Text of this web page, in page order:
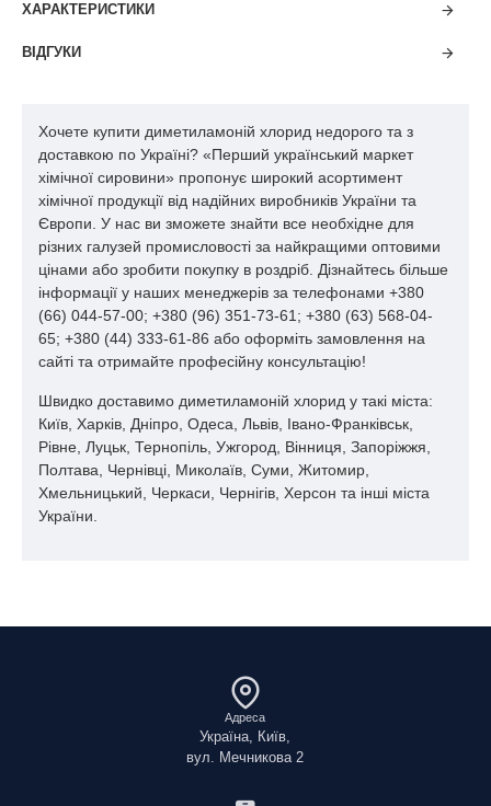
ХАРАКТЕРИСТИКИ
ВІДГУКИ
Хочете купити диметиламоній хлорид недорого та з
доставкою по Україні? «Перший український маркет
хімічної сировини» пропонує широкий асортимент
хімічної продукції від надійних виробників України та
Європи. У нас ви зможете знайти все необхідне для
різних галузей промисловості за найкращими оптовими
цінами або зробити покупку в роздріб. Дізнайтесь більше
інформації у наших менеджерів за телефонами +380
(66) 044-57-00; +380 (96) 351-73-61; +380 (63) 568-04-
65; +380 (44) 333-61-86 або оформіть замовлення на
сайті та отримайте професійну консультацію!
Швидко доставимо диметиламоній хлорид у такі міста:
Київ, Харків, Дніпро, Одеса, Львів, Івано-Франківськ,
Рівне, Луцьк, Тернопіль, Ужгород, Вінниця, Запоріжжя,
Полтава, Чернівці, Миколаїв, Суми, Житомир,
Хмельницький, Черкаси, Чернігів, Херсон та інші міста
України.
Адреса
Україна, Київ,
вул. Мечникова 2